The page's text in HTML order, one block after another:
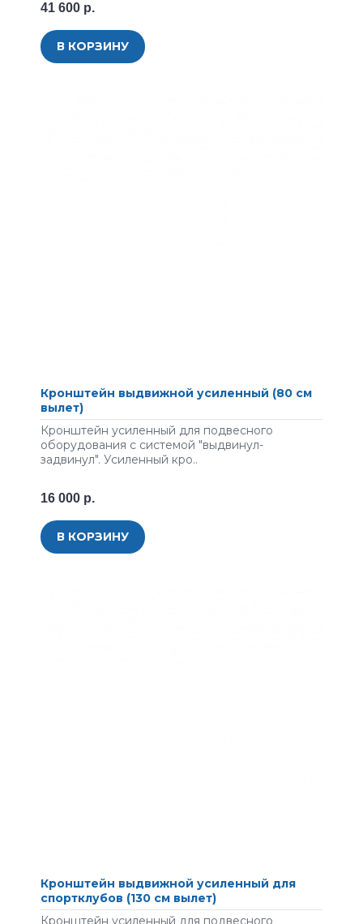
41 600 р.
В КОРЗИНУ
Кронштейн выдвижной усиленный (80 см
вылет)
Кронштейн усиленный для подвесного
оборудования с системой "выдвинул-
задвинул". Усиленный кро..
16 000 р.
В КОРЗИНУ
Кронштейн выдвижной усиленный для
спортклубов (130 см вылет)